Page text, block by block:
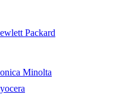
Packard
Minolta